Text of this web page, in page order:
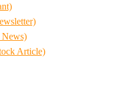
Article)